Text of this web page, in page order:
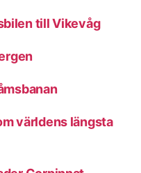
till Vikevåg
världens längsta